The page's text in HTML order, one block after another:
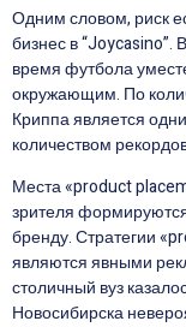
Одним словом, риск
бизнес в “Joycasino”.
время футбола
окружающим. По
Криппа является
количеством
Места «product
зрителя
бренду. Стратегии
являются явными
столичный вуз
Новосибирска